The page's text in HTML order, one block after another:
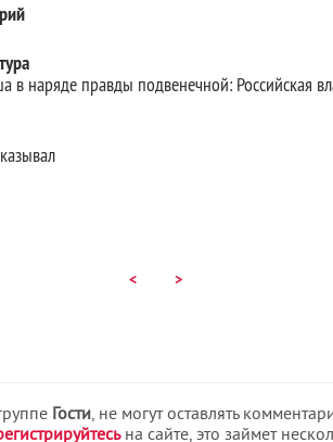
наряде правды подвенечной: Российская
< >
Гости, не могут оставлять
на сайте, это займет